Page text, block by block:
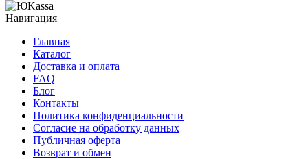
Навигация
Главная
Каталог
Доставка и оплата
FAQ
Блог
Контакты
Политика конфиденциальности
Согласие на обработку данных
Публичная оферта
Возврат и обмен